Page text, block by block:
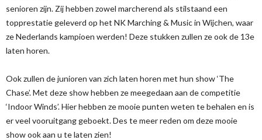
senioren zijn. Zij hebben zowel marcherend als stilstaand een
topprestatie geleverd op het NK Marching & Music in Wijchen, waar
ze Nederlands kampioen werden! Deze stukken zullen ze ook de 13e
laten horen.
Ook zullen de junioren van zich laten horen met hun show ‘The
Chase’. Met deze show hebben ze meegedaan aan de competitie
‘Indoor Winds’. Hier hebben ze mooie punten weten te behalen en is
er veel vooruitgang geboekt. Des te meer reden om deze mooie
show ook aan u te laten zien!